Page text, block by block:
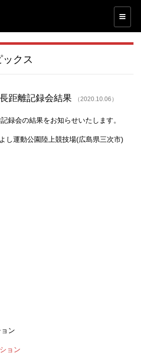
クス
距離記録会結果 （2020.10.06）
録会の結果をお知らせいたします。
し運動公園陸上競技場(広島県三次市)
ン
ョン